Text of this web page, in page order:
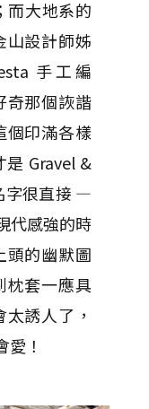
而大地系的
山設計師姊
手工編
奇那個詼諧
個印滿各樣
Gravel &
字很直接 —
代感強的時
頭的幽默圖
枕套一應具
誘人了，
！